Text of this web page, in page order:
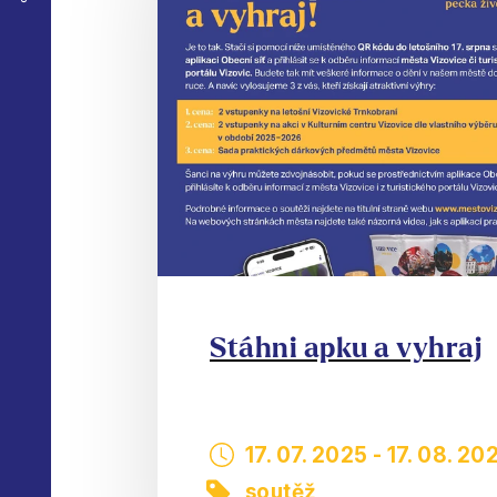
Stáhni apku a vyhraj
17. 07. 2025 - 17. 08.